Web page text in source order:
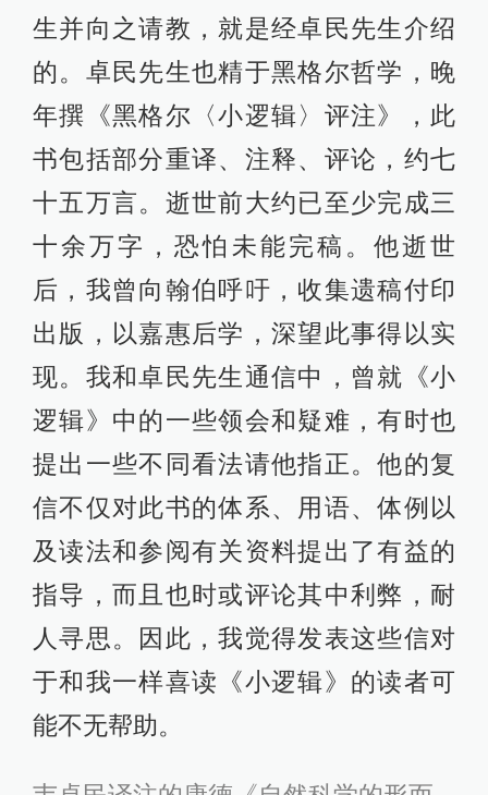
生并向之请教，就是经卓民先生介绍
的。卓民先生也精于黑格尔哲学，晚
年撰《黑格尔〈小逻辑〉评注》，此
书包括部分重译、注释、评论，约七
十五万言。逝世前大约已至少完成三
十余万字，恐怕未能完稿。他逝世
后，我曾向翰伯呼吁，收集遗稿付印
出版，以嘉惠后学，深望此事得以实
现。我和卓民先生通信中，曾就《小
逻辑》中的一些领会和疑难，有时也
提出一些不同看法请他指正。他的复
信不仅对此书的体系、用语、体例以
及读法和参阅有关资料提出了有益的
指导，而且也时或评论其中利弊，耐
人寻思。因此，我觉得发表这些信对
于和我一样喜读《小逻辑》的读者可
能不无帮助。